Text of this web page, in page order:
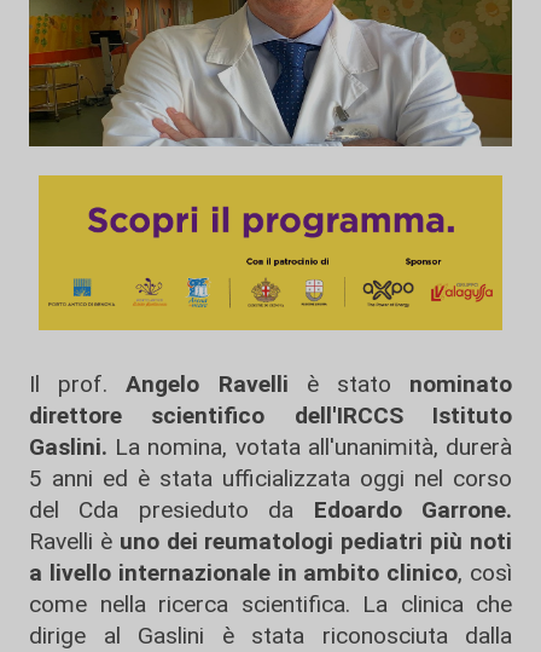
Il prof.Angelo Ravelli è stato nominato
direttore scientifico dell'IRCCS Istituto
Gaslini. La nomina, votata all'unanimità, durerà
5 anni ed è stata ufficializzata oggi nel corso
del Cda presieduto da Edoardo Garrone.
Ravelli è uno dei reumatologi pediatri più noti
a livello internazionale in ambito clinico, così
come nella ricerca scientifica. La clinica che
dirige al Gaslini è stata riconosciuta dalla